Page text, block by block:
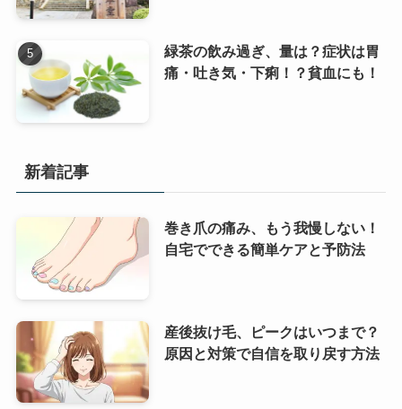
緑茶の飲み過ぎ、量は？症状は胃
痛・吐き気・下痢！？貧血にも！
新着記事
巻き爪の痛み、もう我慢しない！
自宅でできる簡単ケアと予防法
産後抜け毛、ピークはいつまで？
原因と対策で自信を取り戻す方法